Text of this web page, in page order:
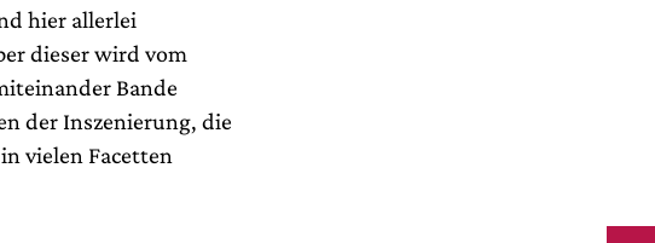
hier allerlei
dieser wird vom
Bande
der Inszenierung, die
vielen Facetten